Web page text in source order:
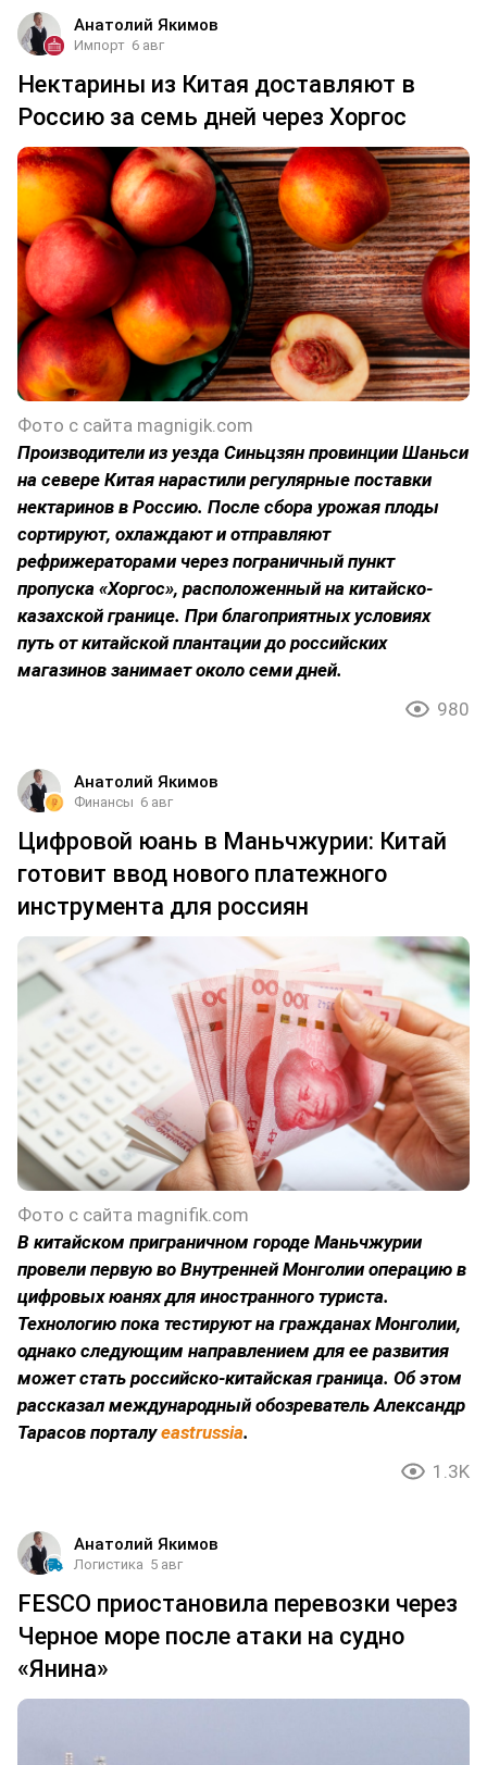
Анатолий Якимов
Импорт 6 авг
Нектарины из Китая доставляют в
Россию за семь дней через Хоргос
Фото с сайта magnigik.com
Производители из уезда Синьцзян провинции Шаньси
на севере Китая нарастили регулярные поставки
нектаринов в Россию. После сбора урожая плоды
сортируют, охлаждают и отправляют
рефрижераторами через пограничный пункт
пропуска «Хоргос», расположенный на китайско-
казахской границе. При благоприятных условиях
путь от китайской плантации до российских
магазинов занимает около семи дней.
980
Анатолий Якимов
Финансы 6 авг
Цифровой юань в Маньчжурии: Китай
готовит ввод нового платежного
инструмента для россиян
Фото с сайта magnifik.com
В китайском приграничном городе Маньчжурии
провели первую во Внутренней Монголии операцию в
цифровых юанях для иностранного туриста.
Технологию пока тестируют на гражданах Монголии,
однако следующим направлением для ее развития
может стать российско-китайская граница. Об этом
рассказал международный обозреватель Александр
Тарасов порталуeastrussia.
1.3K
Анатолий Якимов
Логистика 5 авг
FESCO приостановила перевозки через
Черное море после атаки на судно
«Янина»